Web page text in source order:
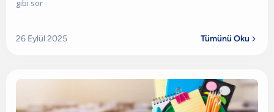
gibi sor
26 Eylül 2025 Tümünü Oku 